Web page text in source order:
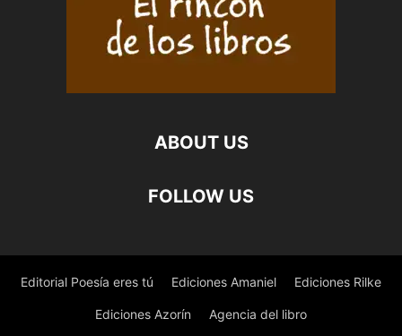
ABOUT US
FOLLOW US
Editorial Poesía eres tú Ediciones Amaniel Ediciones Rilke
Ediciones Azorín Agencia del libro